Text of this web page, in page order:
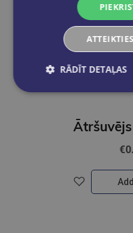
RĀDĪT DETAĻAS